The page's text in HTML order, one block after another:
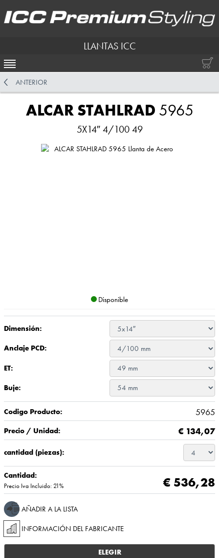
LLANTAS ICC
ACTIVAR NAVEGACIÓN
ANTERIOR
ALCAR STAHLRAD 5965
5X14″ 4/100 49
Disponible
Dimensión:
Anclaje PCD:
ET:
Buje:
Codigo Producto: 5965
Precio / Unidad: € 134,07
cantidad (piezas):
Cantidad:
Precio Iva Incluido: 21% € 536,28
AÑADIR A LA LISTA
INFORMACIÓN DEL FABRICANTE
ELEGIR